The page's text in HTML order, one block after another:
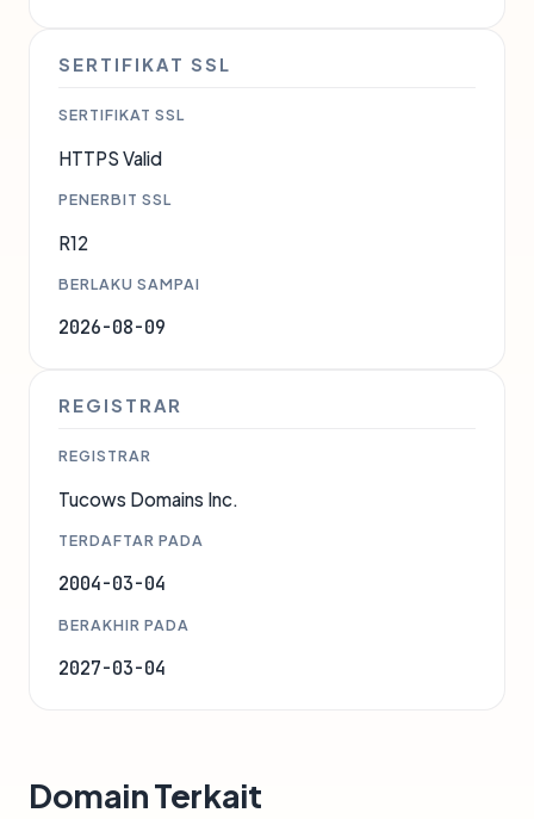
SERTIFIKAT SSL
SERTIFIKAT SSL
HTTPS Valid
PENERBIT SSL
R12
BERLAKU SAMPAI
2026-08-09
REGISTRAR
REGISTRAR
Tucows Domains Inc.
TERDAFTAR PADA
2004-03-04
BERAKHIR PADA
2027-03-04
Domain Terkait